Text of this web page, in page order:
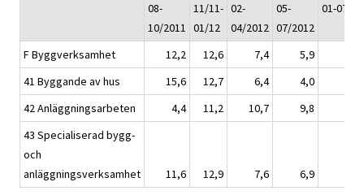
08-
10/2011
11/11-
01/12
02-
04/2012
05-
07/2012
01-07/
F Byggverksamhet 12,2 12,6 7,4
5,9
41 Byggande av hus
15,6 12,7 6,4
4,0
42 Anläggningsarbeten
4,4 11,2 10,7
9,8
43 Specialiserad bygg-
och
anläggningsverksamhet
11,6 12,9 7,6 6,9